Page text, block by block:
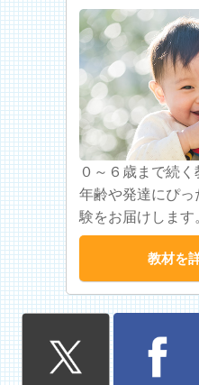
０～６歳まで続く
年齢や発達にぴ
験をお届けします
教材を